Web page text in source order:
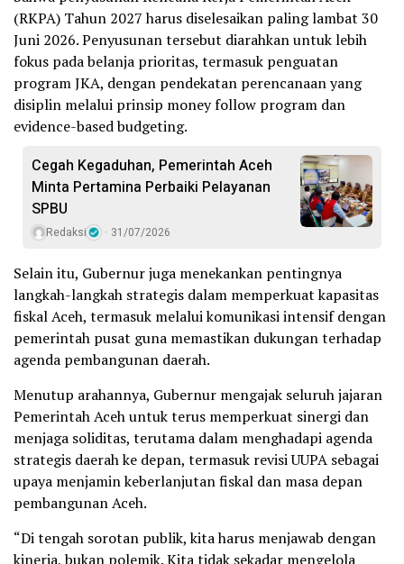
(RKPA) Tahun 2027 harus diselesaikan paling lambat 30
Juni 2026. Penyusunan tersebut diarahkan untuk lebih
fokus pada belanja prioritas, termasuk penguatan
program JKA, dengan pendekatan perencanaan yang
disiplin melalui prinsip money follow program dan
evidence-based budgeting.
Cegah Kegaduhan, Pemerintah Aceh
Minta Pertamina Perbaiki Pelayanan
SPBU
Redaksi 31/07/2026
Selain itu, Gubernur juga menekankan pentingnya
langkah-langkah strategis dalam memperkuat kapasitas
fiskal Aceh, termasuk melalui komunikasi intensif dengan
pemerintah pusat guna memastikan dukungan terhadap
agenda pembangunan daerah.
Menutup arahannya, Gubernur mengajak seluruh jajaran
Pemerintah Aceh untuk terus memperkuat sinergi dan
menjaga soliditas, terutama dalam menghadapi agenda
strategis daerah ke depan, termasuk revisi UUPA sebagai
upaya menjamin keberlanjutan fiskal dan masa depan
pembangunan Aceh.
“Di tengah sorotan publik, kita harus menjawab dengan
kinerja, bukan polemik. Kita tidak sekadar mengelola